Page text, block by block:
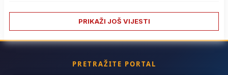
PRIKAŽI JOŠ VIJESTI
PRETRAŽITE PORTAL